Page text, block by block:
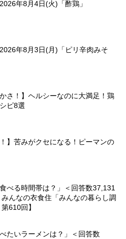
年8月4日(火)「酢鶏」
2026年8月3日(月)「ピリ辛肉みそ
かさ！】ヘルシーなのに大満足！鶏
ピ8選
！】苦みがクセになる！ピーマンの
べる時間帯は？」＜回答数37,131
んなの衣食住「みんなの暮らし調
610回】
たいラーメンは？」＜回答数